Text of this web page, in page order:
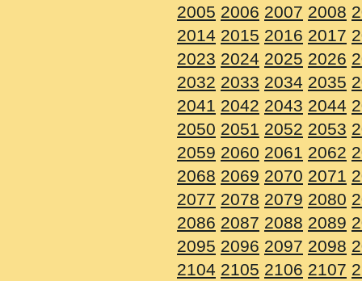
2005 2006 2007 2008
2014 2015 2016 2017
2023 2024 2025 2026
2032 2033 2034 2035
2041 2042 2043 2044
2050 2051 2052 2053
2059 2060 2061 2062
2068 2069 2070 2071
2077 2078 2079 2080
2086 2087 2088 2089
2095 2096 2097 2098
2104 2105 2106 2107